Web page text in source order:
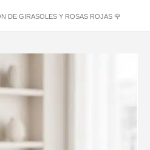
DE GIRASOLES Y ROSAS ROJAS 🌹